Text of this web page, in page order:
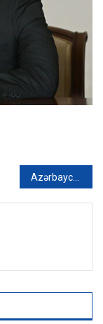
Azərbaycanda qadın futbolçu barədə qərar verildi